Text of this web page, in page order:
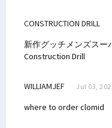
CONSTRUCTION DRILL
新作グッチメンズスー
Construction Drill
WILLIAMJEF Jul 03,
where to order clomid